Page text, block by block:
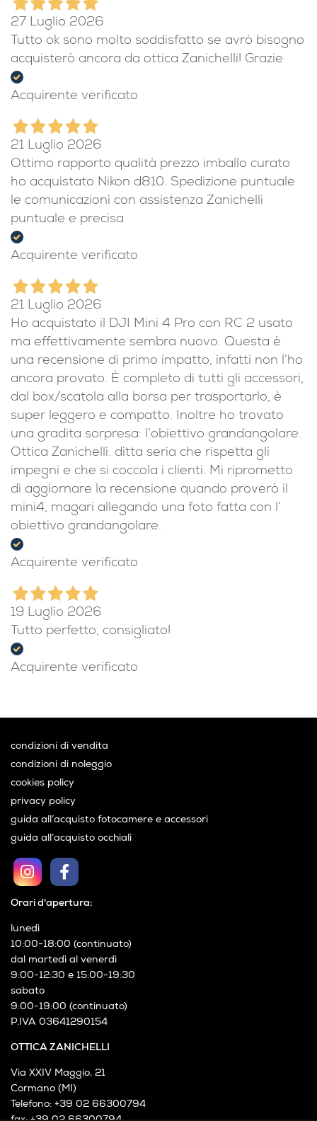
Acquirente verificato
27 Luglio 2026
Tutto ok sono molto soddisfatto se avrò bisogno
Acquirente verificato
21 Luglio 2026
Ottimo rapporto qualità prezzo imballo curato
ho acquistato Nikon d810. Spedizione puntuale
le comunicazioni con assistenza Zanichelli
Acquirente verificato
21 Luglio 2026
Ho acquistato il DJI Mini 4 Pro con RC 2 usato
ma effettivamente sembra nuovo. Questa è
una recensione di primo impatto, infatti non l’ho
ancora provato. È completo di tutti gli accessori,
dal box/scatola alla borsa per trasportarlo, è
super leggero e compatto. Inoltre ho trovato
una gradita sorpresa: l’obiettivo grandangolare.
Ottica Zanichelli: ditta seria che rispetta gli
impegni e che si coccola i clienti. Mi riprometto
di aggiornare la recensione quando proverò il
mini4, magari allegando una foto fatta con l’
Acquirente verificato
19 Luglio 2026
Acquirente verificato
OTTICA ZANICHELLI
Orari d'apertura:
lunedì
10:00-18:00 (continuato)
dal martedì al venerdì
9:00-12:30 e 15:00-19:30
sabato
P.IVA 03641290154
condizioni di vendita
condizioni di noleggio
cookies policy
guida all’acquisto fotocamere e accessori